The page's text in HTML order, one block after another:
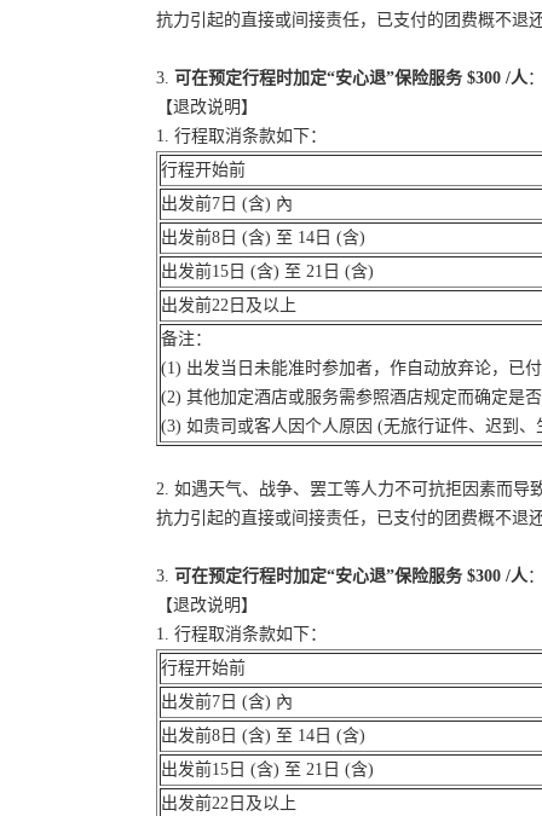
抗力引起的直接或间接责任，已支付的团费概不退
3. 可在预定行程时加定“安心退”保险服务 $300 /人
【退改说明】
1. 行程取消条款如下：
行程开始前
出发前7日 (含) 內
出发前8日 (含) 至 14日 (含)
出发前15日 (含) 至 21日 (含)
出发前22日及以上
备注：
(1) 出发当日未能准时参加者，作自动放弃论，已
(2) 其他加定酒店或服务需参照酒店规定而确定是
(3) 如贵司或客人因个人原因 (无旅行证件、迟到
2. 如遇天气、战争、罢工等人力不可抗拒因素而
抗力引起的直接或间接责任，已支付的团费概不退
3. 可在预定行程时加定“安心退”保险服务 $300 /人
【退改说明】
1. 行程取消条款如下：
行程开始前
出发前7日 (含) 內
出发前8日 (含) 至 14日 (含)
出发前15日 (含) 至 21日 (含)
出发前22日及以上